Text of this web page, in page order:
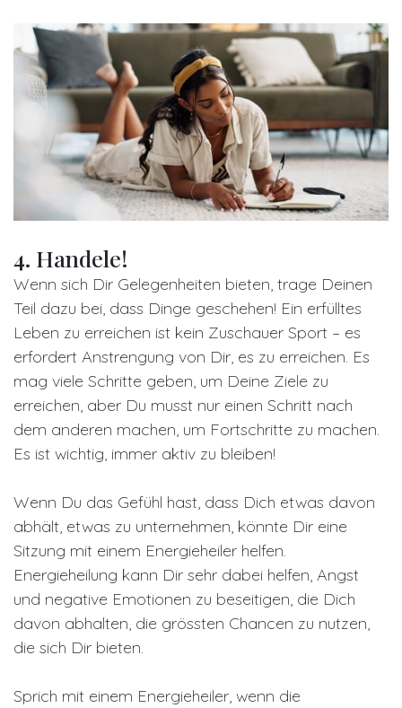
4. Handele!
Wenn sich Dir Gelegenheiten bieten, trage Deinen
Teil dazu bei, dass Dinge geschehen! Ein erfülltes
Leben zu erreichen ist kein Zuschauer Sport – es
erfordert Anstrengung von Dir, es zu erreichen. Es
mag viele Schritte geben, um Deine Ziele zu
erreichen, aber Du musst nur einen Schritt nach
dem anderen machen, um Fortschritte zu machen.
Es ist wichtig, immer aktiv zu bleiben!
Wenn Du das Gefühl hast, dass Dich etwas davon
abhält, etwas zu unternehmen, könnte Dir eine
Sitzung mit einem Energieheiler helfen.
Energieheilung kann Dir sehr dabei helfen, Angst
und negative Emotionen zu beseitigen, die Dich
davon abhalten, die grössten Chancen zu nutzen,
die sich Dir bieten.
Sprich mit einem Energieheiler, wenn die